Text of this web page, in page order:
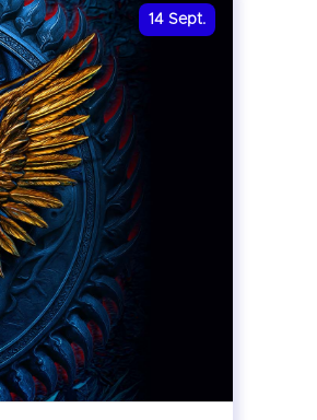
14 Sept.